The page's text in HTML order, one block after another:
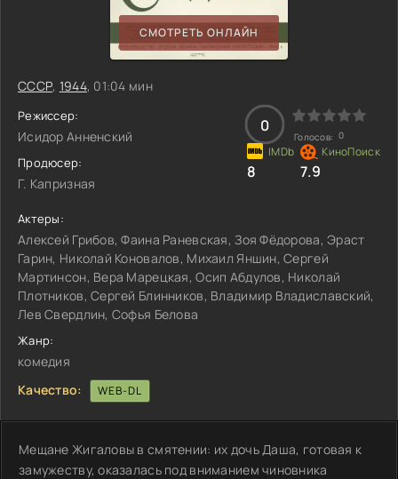
СМОТРЕТЬ ОНЛАЙН
СССР, 1944, 01:04 мин
Режиссер:
Исидор Анненский
Продюсер:
Г. Капризная
0
Голосов: 0
8 7.9
Актеры:
Алексей Грибов, Фаина Раневская, Зоя Фёдорова, Эраст
Гарин, Николай Коновалов, Михаил Яншин, Сергей
Мартинсон, Вера Марецкая, Осип Абдулов, Николай
Плотников, Сергей Блинников, Владимир Владиславский,
Лев Свердлин, Софья Белова
Жанр:
комедия
Качество:
WEB-DL
Мещане Жигаловы в смятении: их дочь Даша, готовая к
замужеству, оказалась под вниманием чиновника